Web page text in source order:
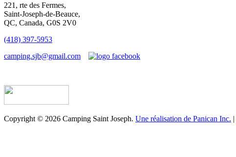
221, rte des Fermes,
Saint-Joseph-de-Beauce,
QC, Canada, G0S 2V0
(418) 397-5953
camping.sjb@gmail.com
Copyright © 2026 Camping Saint Joseph. Une réalisation de Panican Inc. |